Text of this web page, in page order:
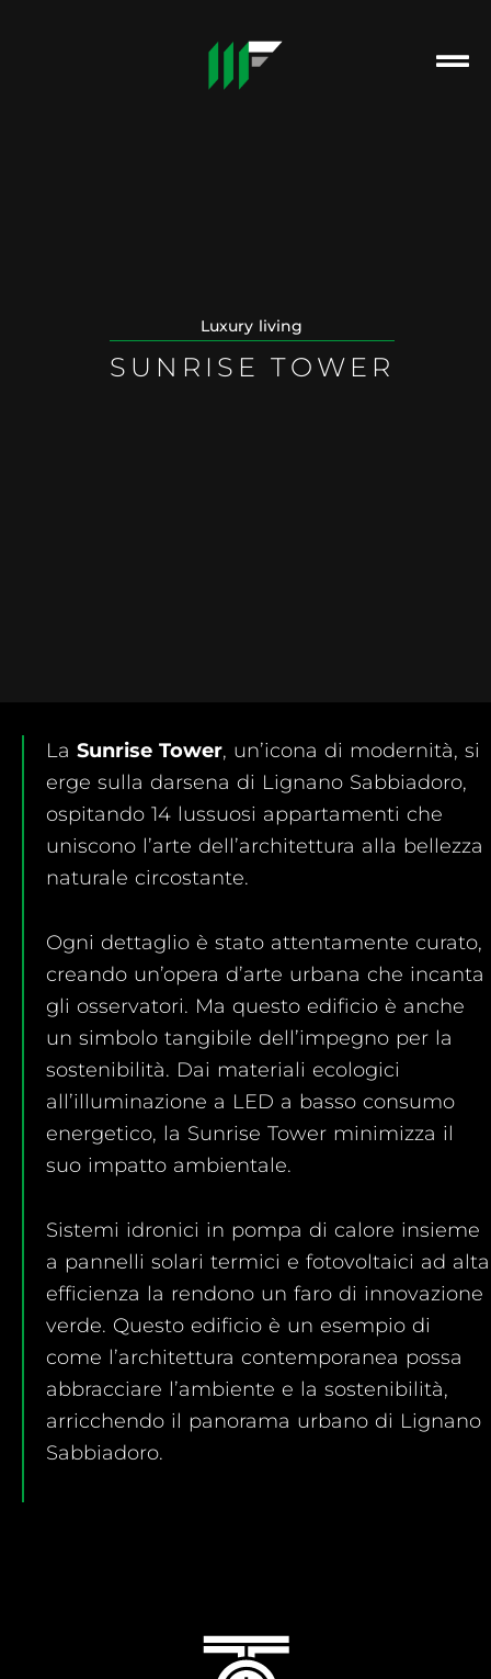
Luxury living
SUNRISE TOWER
La Sunrise Tower, un’icona di modernità, si
erge sulla darsena di Lignano Sabbiadoro,
ospitando 14 lussuosi appartamenti che
uniscono l’arte dell’architettura alla bellezza
naturale circostante.
Ogni dettaglio è stato attentamente curato,
creando un’opera d’arte urbana che incanta
gli osservatori. Ma questo edificio è anche
un simbolo tangibile dell’impegno per la
sostenibilità. Dai materiali ecologici
all’illuminazione a LED a basso consumo
energetico, la Sunrise Tower minimizza il
suo impatto ambientale.
Sistemi idronici in pompa di calore insieme
a pannelli solari termici e fotovoltaici ad alta
efficienza la rendono un faro di innovazione
verde. Questo edificio è un esempio di
come l’architettura contemporanea possa
abbracciare l’ambiente e la sostenibilità,
arricchendo il panorama urbano di Lignano
Sabbiadoro.